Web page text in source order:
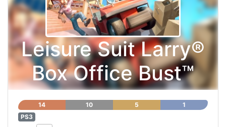
Leisure Suit Larry®
Box Office Bust™
14 10 5
1
PS3